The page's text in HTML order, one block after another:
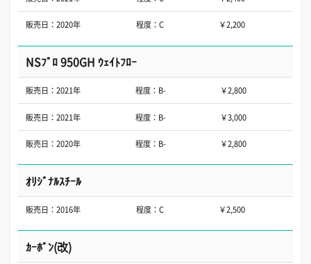
販売日：2020年 程度：C ￥2,200
NSﾌﾟﾛ 950GH ｳｪｲﾄﾌﾛｰ
販売日：2021年 程度：B- ￥2,800
販売日：2021年 程度：B- ￥3,000
販売日：2020年 程度：B- ￥2,800
ｵﾘｼﾞﾅﾙｽﾁｰﾙ
販売日：2016年 程度：C ￥2,500
ｶｰﾎﾞﾝ(改)